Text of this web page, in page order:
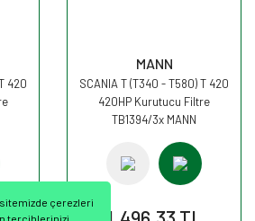
sitemizde çerezleri
420
MANN
SCANIA T (T340 - T580) T 420
420HP Kurutucu Filtre
TB1394/3x MANN